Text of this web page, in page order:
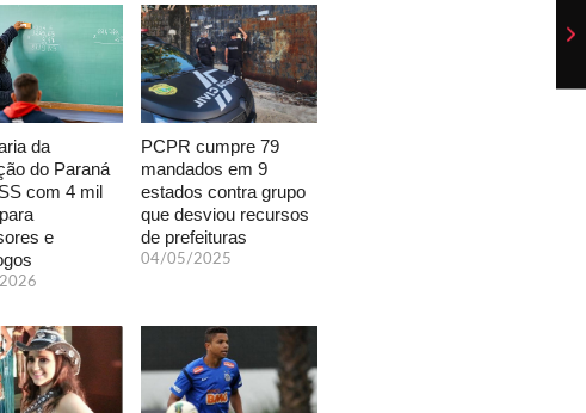
da
do Paraná
com 4 mil
e
PCPR cumpre 79
mandados em 9
estados contra grupo
que desviou recursos
de prefeituras
04/05/2025